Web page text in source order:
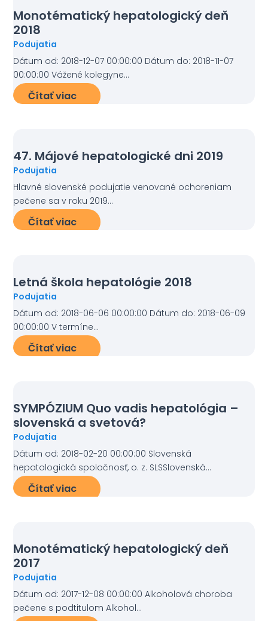
Monotématický hepatologický deň
2018
Podujatia
Dátum od: 2018-12-07 00:00:00 Dátum do: 2018-11-07
00:00:00 Vážené kolegyne...
Čítať viac
47. Májové hepatologické dni 2019
Podujatia
Hlavné slovenské podujatie venované ochoreniam
pečene sa v roku 2019...
Čítať viac
Letná škola hepatológie 2018
Podujatia
Dátum od: 2018-06-06 00:00:00 Dátum do: 2018-06-09
00:00:00 V termíne...
Čítať viac
SYMPÓZIUM Quo vadis hepatológia –
slovenská a svetová?
Podujatia
Dátum od: 2018-02-20 00:00:00 Slovenská
hepatologická spoločnosť, o. z. SLSSlovenská...
Čítať viac
Monotématický hepatologický deň
2017
Podujatia
Dátum od: 2017-12-08 00:00:00 Alkoholová choroba
pečene s podtitulom Alkohol...